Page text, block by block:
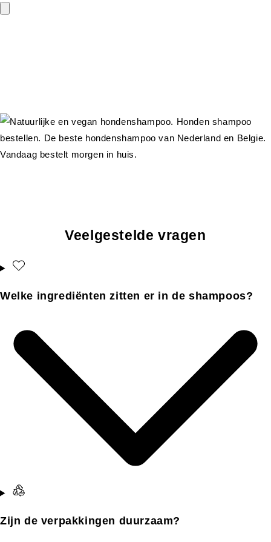
Veelgestelde vragen
Welke ingrediënten zitten er in de shampoos?
Zijn de verpakkingen duurzaam?